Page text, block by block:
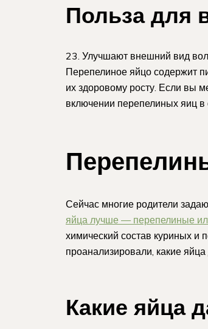
Польза для
23. Улучшают внешний вид
Перепелиное яйцо содержит
их здоровому росту. Если вы
включении перепелиных яиц в
Сейчас многие родители
яйца лучше — перепелиные
химический состав куриных
проанализировали, какие яйца
Какие яйца